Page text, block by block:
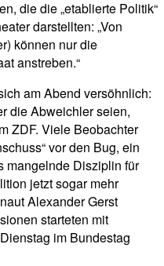
die die „etablierte Politik“
darstellten: „Von
können nur die
anstreben.“
am Abend versöhnlich:
die Abweichler seien,
ZDF. Viele Beobachter
vor den Bug, ein
mangelnde Disziplin für
jetzt sogar mehr
Alexander Gerst
starteten mit
im Bundestag